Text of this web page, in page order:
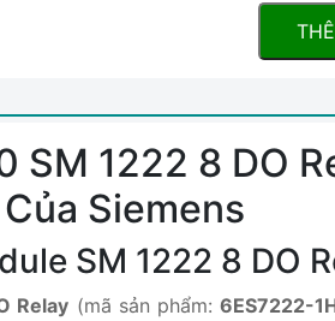
SM 1222 8 DO
Siemens
SM 1222 8 DO
Relay (mã sản phẩm:6ES7222-